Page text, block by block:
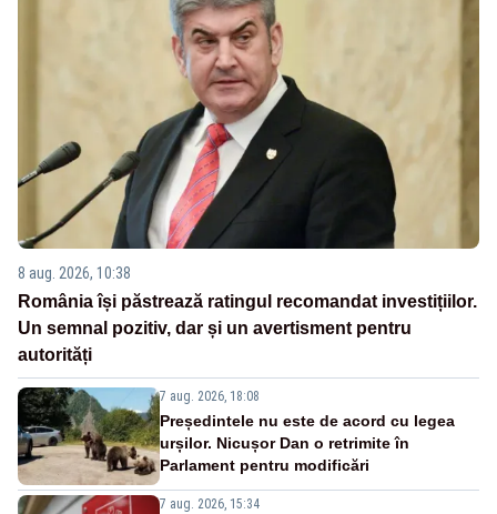
8 aug. 2026, 10:38
România își păstrează ratingul recomandat investițiilor.
Un semnal pozitiv, dar și un avertisment pentru
autorități
7 aug. 2026, 18:08
Președintele nu este de acord cu legea
urșilor. Nicușor Dan o retrimite în
Parlament pentru modificări
7 aug. 2026, 15:34